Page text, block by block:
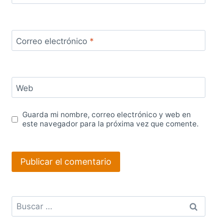
Correo electrónico *
Web
Guarda mi nombre, correo electrónico y web en
este navegador para la próxima vez que comente.
Buscar: